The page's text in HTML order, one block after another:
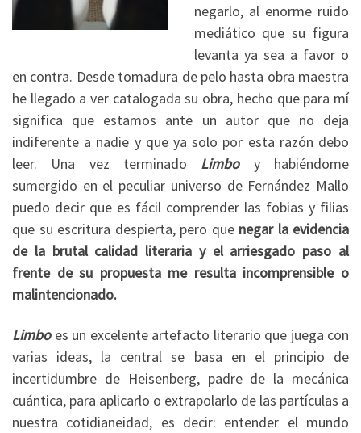
negarlo, al enorme ruido
mediático que su figura
levanta ya sea a favor o
en contra. Desde tomadura de pelo hasta obra maestra
he llegado a ver catalogada su obra, hecho que para mí
significa que estamos ante un autor que no deja
indiferente a nadie y que ya solo por esta razón debo
leer. Una vez terminado Limboy habiéndome
sumergido en el peculiar universo de Fernández Mallo
puedo decir que es fácil comprender las fobias y filias
que su escritura despierta, pero que negar la evidencia
de la brutal calidad literaria y el arriesgado paso al
frente de su propuesta me resulta incomprensible o
malintencionado.
Limbo es un excelente artefacto literario que juega con
varias ideas, la central se basa en el principio de
incertidumbre de Heisenberg, padre de la mecánica
cuántica, para aplicarlo o extrapolarlo de las partículas a
nuestra cotidianeidad, es decir: entender el mundo